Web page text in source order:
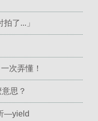
了...」
次弄懂！
思？
—yield